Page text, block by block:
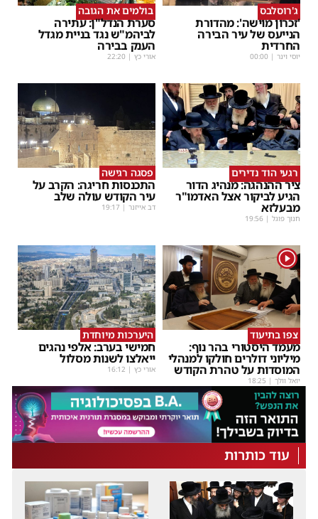
ג'רוסלבס
'זכרון מוישה': מהדורת
הנייעס של עיר הבירה
החרדית
יוסי וינר |
00:00
בולמים את הגובה
סערת הנדל"ן: עתירה
לביהמ"ש נגד בניית מגדל
הענק בבירה
אורי כץ |
22:20
רגעי הוד נדירים
ציר ההנהגה: מנהיג הדור
הגיע לביקור אצל האדמו"ר
מבעלזא
חנוך פוגל |
19:56
פסגה רגישה
התכנסות חריגה: הקרב על
עיר הקודש עולה שלב
דב אייזנר |
19:17
1
צפו בתיעוד
מעמד היסטורי בהר נוף:
מיליוני דולרים חולקו למנהלי
המוסדות על טהרת הקודש
יואל וולך |
18:25
היערכות מיוחדת
חמישי בערב: אלפי נהגים
ייאלצו לשנות מסלול
אורי כץ |
16:12
עוד כותרות